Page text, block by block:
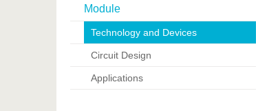
Module
Technology and Devices
Circuit Design
Applications